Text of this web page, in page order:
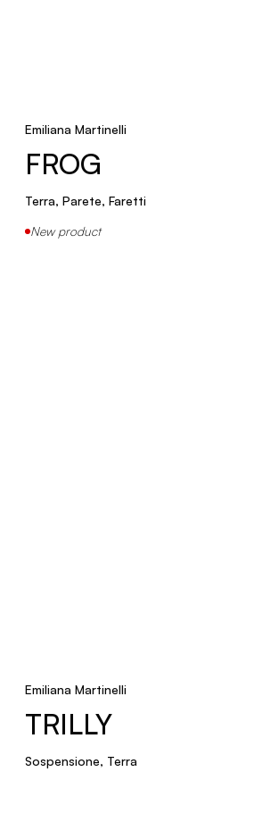
Emiliana Martinelli
FROG
Terra, Parete, Faretti
New product
Emiliana Martinelli
TRILLY
Sospensione, Terra